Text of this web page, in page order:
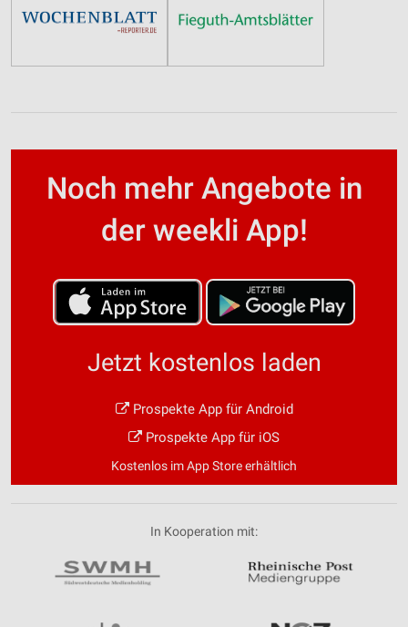
Noch mehr Angebote in
der weekli App!
Jetzt kostenlos laden
Prospekte App für Android
Prospekte App für iOS
Kostenlos im App Store erhältlich
In Kooperation mit: